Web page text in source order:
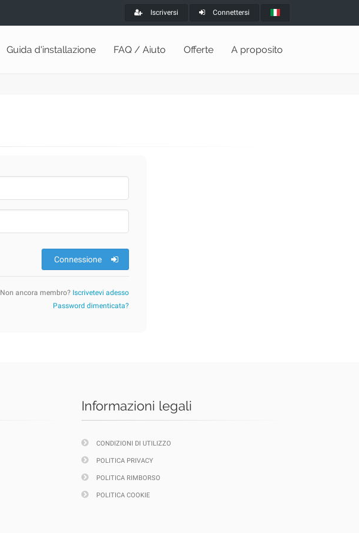
Iscriversi Connettersi
Guida d'installazione FAQ / Aiuto Offerte A proposito
Connessione
Non ancora membro? Iscrivetevi adesso
Password dimenticata?
Informazioni legali
CONDIZIONI DI UTILIZZO
POLITICA PRIVACY
POLITICA RIMBORSO
POLITICA COOKIE